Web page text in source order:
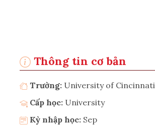
Thông tin cơ bản
Trường: University of Cincinnati
Cấp học: University
Kỳ nhập học: Sep